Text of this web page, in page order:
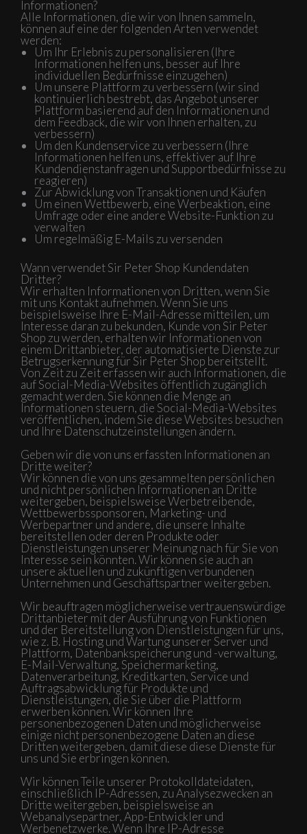
Informationen?
Alle Informationen, die wir von Ihnen sammeln,
können auf eine der folgenden Arten verwendet
werden:
Um Ihr Erlebnis zu personalisieren (Ihre
Informationen helfen uns, besser auf Ihre
individuellen Bedürfnisse einzugehen)
Um unsere Plattform zu verbessern (wir sind
kontinuierlich bestrebt, das Angebot unserer
Plattform basierend auf den Informationen und
dem Feedback, die wir von Ihnen erhalten, zu
verbessern)
Um den Kundenservice zu verbessern (Ihre
Informationen helfen uns, effektiver auf Ihre
Kundendienstanfragen und Supportbedürfnisse zu
reagieren)
Zur Abwicklung von Transaktionen und Käufen
Um einen Wettbewerb, eine Werbeaktion, eine
Umfrage oder eine andere Website-Funktion zu
verwalten
Um regelmäßig E-Mails zu versenden
Wann verwendet Sir Peter Shop Kundendaten
Dritter?
Wir erhalten Informationen von Dritten, wenn Sie
mit uns Kontakt aufnehmen. Wenn Sie uns
beispielsweise Ihre E-Mail-Adresse mitteilen, um
Interesse daran zu bekunden, Kunde von Sir Peter
Shop zu werden, erhalten wir Informationen von
einem Drittanbieter, der automatisierte Dienste zur
Betrugserkennung für Sir Peter Shop bereitstellt.
Von Zeit zu Zeit erfassen wir auch Informationen, die
auf Social-Media-Websites öffentlich zugänglich
gemacht werden. Sie können die Menge an
Informationen steuern, die Social-Media-Websites
veröffentlichen, indem Sie diese Websites besuchen
und Ihre Datenschutzeinstellungen ändern.
Geben wir die von uns erfassten Informationen an
Dritte weiter?
Wir können die von uns gesammelten persönlichen
und nicht persönlichen Informationen an Dritte
weitergeben, beispielsweise Werbetreibende,
Wettbewerbssponsoren, Marketing- und
Werbepartner und andere, die unsere Inhalte
bereitstellen oder deren Produkte oder
Dienstleistungen unserer Meinung nach für Sie von
Interesse sein könnten. Wir können sie auch an
unsere aktuellen und zukünftigen verbundenen
Unternehmen und Geschäftspartner weitergeben.
Wir beauftragen möglicherweise vertrauenswürdige
Drittanbieter mit der Ausführung von Funktionen
und der Bereitstellung von Dienstleistungen für uns,
wie z. B. Hosting und Wartung unserer Server und
Plattform, Datenbankspeicherung und -verwaltung,
E-Mail-Verwaltung, Speichermarketing,
Datenverarbeitung, Kreditkarten, Service und
Auftragsabwicklung für Produkte und
Dienstleistungen, die Sie über die Plattform
erwerben können. Wir können Ihre
personenbezogenen Daten und möglicherweise
einige nicht personenbezogene Daten an diese
Dritten weitergeben, damit diese diese Dienste für
uns und Sie erbringen können.
Wir können Teile unserer Protokolldateidaten,
einschließlich IP-Adressen, zu Analysezwecken an
Dritte weitergeben, beispielsweise an
Webanalysepartner, App-Entwickler und
Werbenetzwerke. Wenn Ihre IP-Adresse